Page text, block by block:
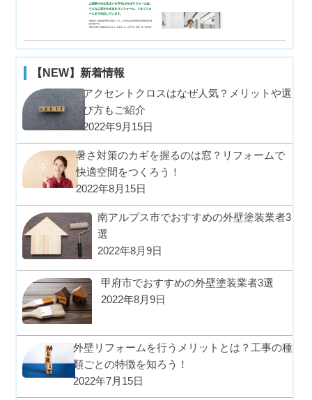
【NEW】新着情報
アクセントクロスはなぜ人気？メリットや選
び方もご紹介
2022年9月15日
暑さ対策のカギを握るのは窓？リフォームで
快適空間をつくろう！
2022年8月15日
南アルプス市でおすすめの外壁塗装業者3
選
2022年8月9日
甲府市でおすすめの外壁塗装業者3選
2022年8月9日
外壁リフォームを行うメリットとは？工事の種
類ごとの特徴を知ろう！
2022年7月15日